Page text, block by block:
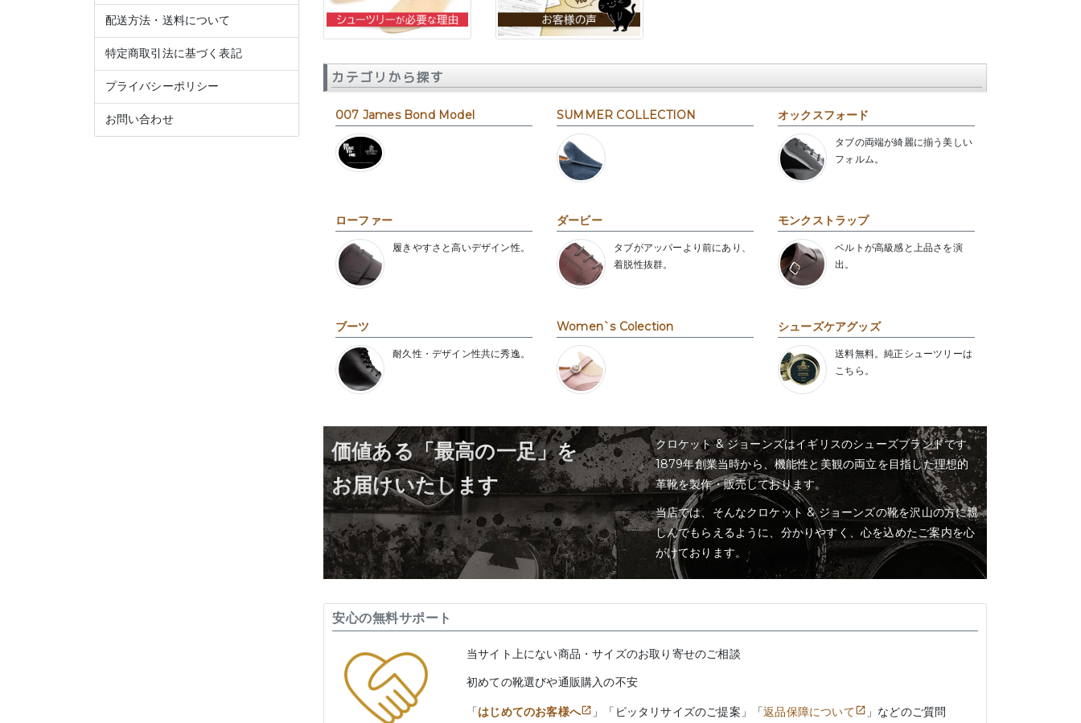
カテゴリから探す
007 James Bond Model SUMMER COLLECTION オックスフォード
タブの両端が綺麗に揃う美しい
フォルム。
ローファー
履きやすさと高いデザイン性。
ダービー
タブがアッパーより前にあり、
着脱性抜群。
モンクストラップ
ベルトが高級感と上品さを演
出。
ブーツ
耐久性・デザイン性共に秀逸。
Women`s Colection シューズケアグッズ
送料無料。純正シューツリーは
こちら。
価値ある「最高の一足」を
お届けいたします
クロケット & ジョーンズはイギリスのシューズブランドです。
1879年創業当時から、機能性と美観の両立を目指した理想的
革靴を製作・販売しております。
当店では、そんなクロケット & ジョーンズの靴を沢山の方に親
しんでもらえるように、分かりやすく、心を込めたご案内を心
がけております。
安心の無料サポート
当サイト上にない商品・サイズのお取り寄せのご相談
初めての靴選びや通販購入の不安
「はじめてのお客様へ 」「ピッタリサイズのご提案」「返品保障について 」などのご質問
配送方法・送料について
特定商取引法に基づく表記
プライバシーポリシー
お問い合わせ